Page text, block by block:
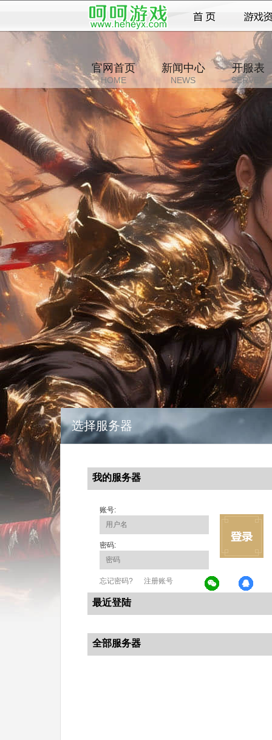
官网首页
HOME
新闻中心
NEWS
开服表
SERVER
选择服务器
我的服务器
账号:
密码:
忘记密码? 注册账号
最近登陆
全部服务器